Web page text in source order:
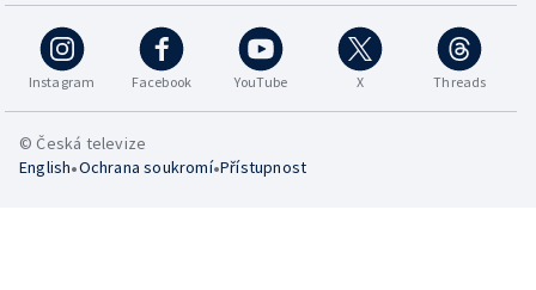
Instagram Facebook YouTube X Threads
© Česká televize
English•Ochrana soukromí•Přístupnost